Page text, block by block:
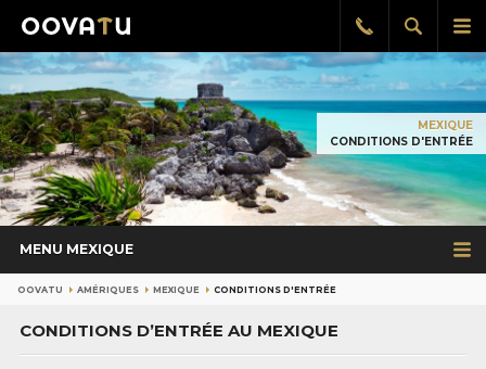
le
Afficher
la
Rappel
gratuit
MEXIQUE
CONDITIONS D'ENTRÉE
MENU MEXIQUE
OOVATU AMÉRIQUES MEXIQUE CONDITIONS D'ENTRÉE
CONDITIONS D’ENTRÉE AU MEXIQUE